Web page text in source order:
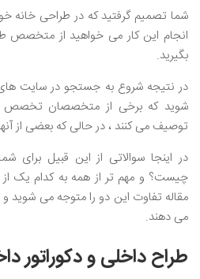
شما تصمیم گرفتید که در طراحی خانه
انجام این کار می خواهید از متخصص
بگیرید.
در نتیجه شروع به جستجو در سایت
شوید که برخی از متخصصان تخصص
توصیف می کنند ، در حالی که بعضی از
در اینجا سوالاتی از این قبیل
چیست؟ و مهم تر از همه به کدام یک از
مقاله تفاوت این دو را متوجه می شوید و
می دهند.
طراح داخلی و دکوراتور